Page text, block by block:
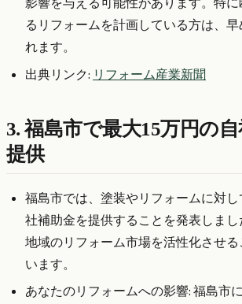
るリフォームを計画している方は、
れます。
出典リンク: リフォーム産業新聞
3. 福島市で最大15万円の
提供
福島市では、塗装やリフォームに対し
社補助金を提供することを発表しまし
地域のリフォーム市場を活性化させ
います。
あなたのリフォームへの影響: 福島市